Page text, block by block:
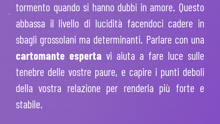
tormento quando si hanno dubbi in amore. Questo
abbassa il livello di lucidità facendoci cadere in
sbagli grossolani ma determinanti. Parlare con una
cartomante esperta vi aiuta a fare luce sulle
tenebre delle vostre paure, e capire i punti deboli
della vostra relazione per renderla più forte e
stabile.